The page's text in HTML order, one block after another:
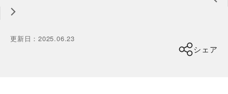
更新日 ：2025.06.23
シェア